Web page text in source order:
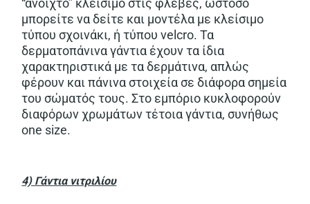
μπορείτε να δείτε και μοντέλα με κλείσιμο
τύπου σχοινάκι, ή τύπου velcro. Τα
δερματοπάνινα γάντια έχουν τα ίδια
χαρακτηριστικά με τα δερμάτινα, απλώς
φέρουν και πάνινα στοιχεία σε διάφορα σημεία
του σώματός τους. Στο εμπόριο κυκλοφορούν
διαφόρων χρωμάτων τέτοια γάντια, συνήθως
one size.
4) Γάντια νιτριλίου